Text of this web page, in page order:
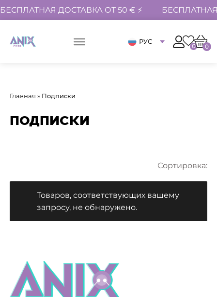
БЕСПЛАТНАЯ ДОСТАВКА ОТ 50 € ⚡
РУС
0 0
Главная » Подписки
ПОДПИСКИ
Сортировка:
Товаров, соответствующих вашему
запросу, не обнаружено.